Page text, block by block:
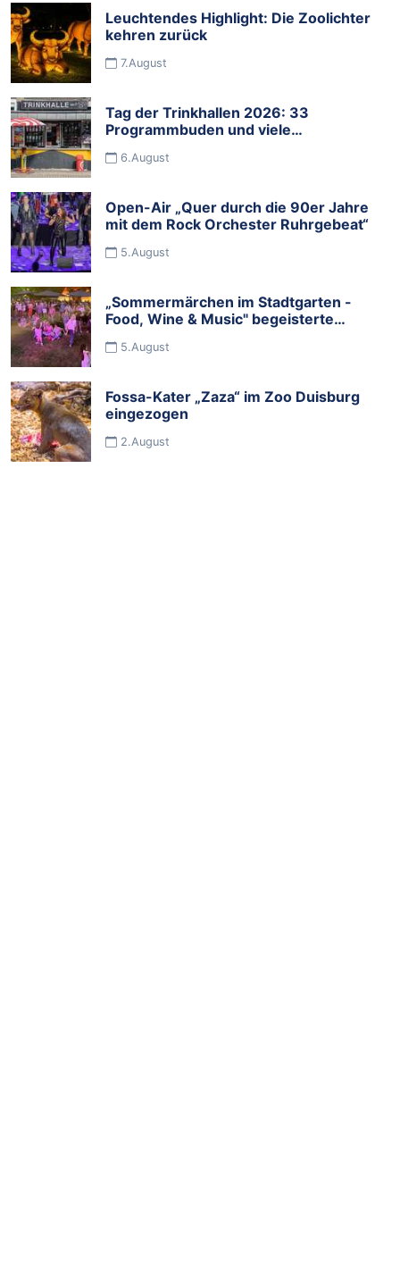
Leuchtendes Highlight: Die Zoolichter
kehren zurück
7.August
Tag der Trinkhallen 2026: 33
Programmbuden und viele
im Ruhrgebiet
6.August
Open-Air „Quer durch die 90er Jahre
mit dem Rock Orchester Ruhrgebeat“
5.August
„Sommermärchen im Stadtgarten -
Food, Wine & Music" begeisterte
5.August
Fossa-Kater „Zaza“ im Zoo Duisburg
eingezogen
2.August